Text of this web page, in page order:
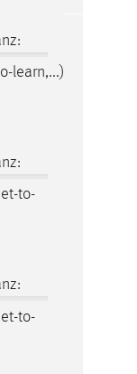
learn,...)
to-
to-